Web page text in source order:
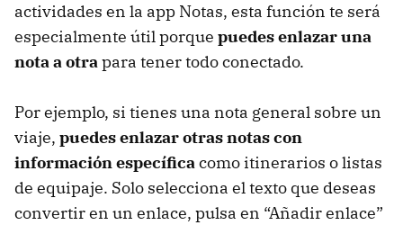
actividades en la app Notas, esta función te será
especialmente útil porque puedes enlazar una
nota a otrapara tener todo conectado.
Por ejemplo, si tienes una nota general sobre un
viaje, puedes enlazar otras notas con
información específicacomo itinerarios o listas
de equipaje. Solo selecciona el texto que deseas
convertir en un enlace, pulsa en “Añadir enlace”